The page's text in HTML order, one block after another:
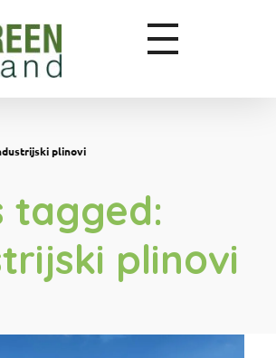
plinovi
tagged:
plinovi